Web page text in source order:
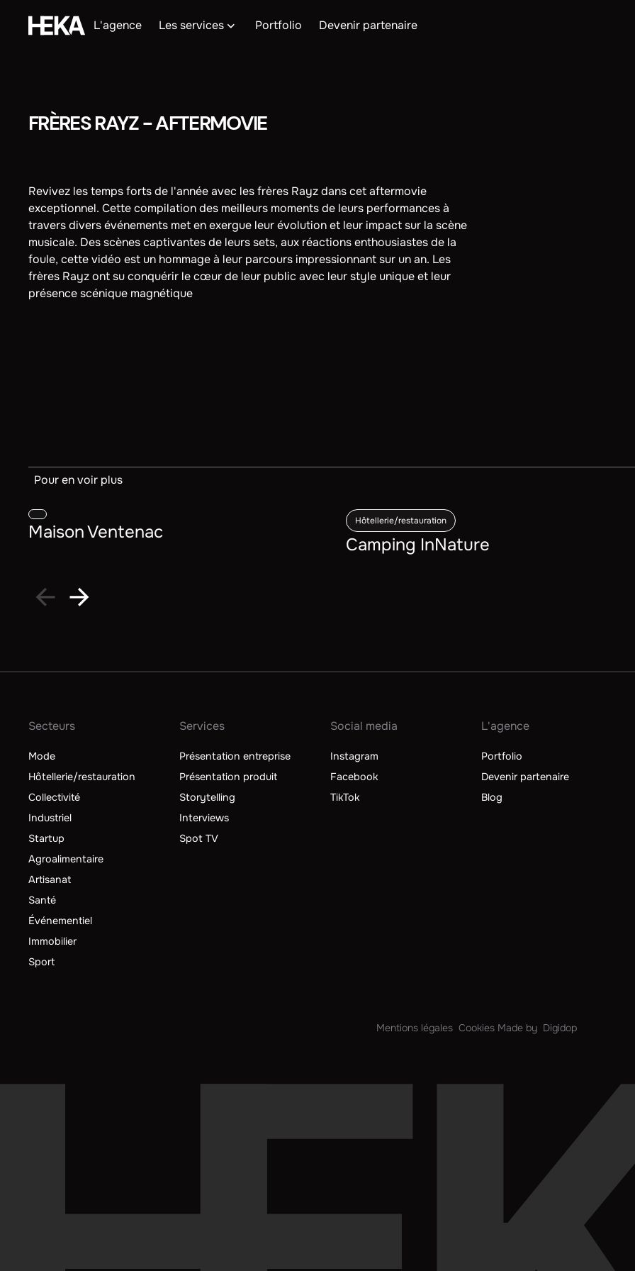
L'agence Les services Portfolio Devenir partenaire
FRÈRES RAYZ - AFTERMOVIE
Revivez les temps forts de l'année avec les frères Rayz dans cet aftermovie
exceptionnel. Cette compilation des meilleurs moments de leurs performances à
travers divers événements met en exergue leur évolution et leur impact sur la scène
musicale. Des scènes captivantes de leurs sets, aux réactions enthousiastes de la
foule, cette vidéo est un hommage à leur parcours impressionnant sur un an. Les
frères Rayz ont su conquérir le cœur de leur public avec leur style unique et leur
présence scénique magnétique
Pour en voir plus
Maison Ventenac
Hôtellerie/restauration
Camping InNature
Secteurs
Mode
Hôtellerie/restauration
Collectivité
Industriel
Startup
Agroalimentaire
Artisanat
Santé
Événementiel
Immobilier
Sport
Services
Présentation entreprise
Présentation produit
Storytelling
Interviews
Spot TV
Social media
Instagram
Facebook
TikTok
L'agence
Portfolio
Devenir partenaire
Blog
Mentions légales Cookies Made by Digidop